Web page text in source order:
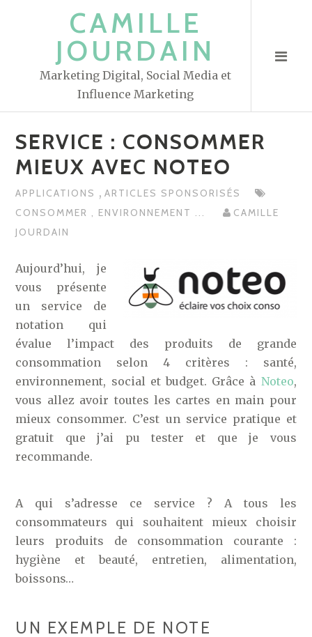
CAMILLE
JOURDAIN
Marketing Digital, Social Media et
Influence Marketing
SERVICE : CONSOMMER
MIEUX AVEC NOTEO
APPLICATIONS ,ARTICLES SPONSORISÉS
CONSOMMER , ENVIRONNEMENT ...
CAMILLE
JOURDAIN
Aujourd’hui, je
vous présente
un service de
notation qui
évalue l’impact des produits de grande
consommation selon 4 critères : santé,
environnement, social et budget. Grâce à Noteo,
vous allez avoir toutes les cartes en main pour
mieux consommer. C’est un service pratique et
gratuit que j’ai pu tester et que je vous
recommande.
A qui s’adresse ce service ? A tous les
consommateurs qui souhaitent mieux choisir
leurs produits de consommation courante :
hygiène et beauté, entretien, alimentation,
boissons…
UN EXEMPLE DE NOTE